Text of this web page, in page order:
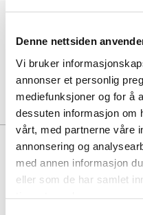
Denne nettsiden
Vi bruker
annonser et personlig
mediefunksjoner og for å
dessuten informasjon om
vårt, med partnerne våre
annonsering og
med annen informasjon
eller som de har samlet
Størrelse 41/45
Art. nr93647405
Lev. art. nr116254